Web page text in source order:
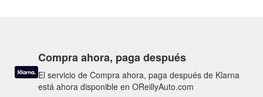
Compra ahora, paga después
El servicio de Compra ahora, paga después de Klarna
está ahora disponible en OReillyAuto.com